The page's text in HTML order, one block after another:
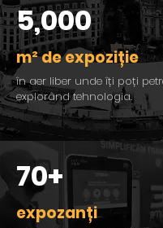
5,000
m² de expoziție
în aer liber unde îți poți
explorând tehnologia.
70+
expozanți